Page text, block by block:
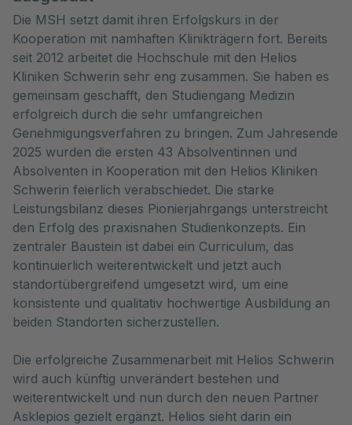
Die MSH setzt damit ihren Erfolgskurs in der
Kooperation mit namhaften Klinikträgern fort. Bereits
seit 2012 arbeitet die Hochschule mit den Helios
Kliniken Schwerin sehr eng zusammen. Sie haben es
gemeinsam geschafft, den Studiengang Medizin
erfolgreich durch die sehr umfangreichen
Genehmigungsverfahren zu bringen. Zum Jahresende
2025 wurden die ersten 43 Absolventinnen und
Absolventen in Kooperation mit den Helios Kliniken
Schwerin feierlich verabschiedet. Die starke
Leistungsbilanz dieses Pionierjahrgangs unterstreicht
den Erfolg des praxisnahen Studienkonzepts. Ein
zentraler Baustein ist dabei ein Curriculum, das
kontinuierlich weiterentwickelt und jetzt auch
standortübergreifend umgesetzt wird, um eine
konsistente und qualitativ hochwertige Ausbildung an
beiden Standorten sicherzustellen.
Die erfolgreiche Zusammenarbeit mit Helios Schwerin
wird auch künftig unverändert bestehen und
weiterentwickelt und nun durch den neuen Partner
Asklepios gezielt ergänzt. Helios sieht darin ein